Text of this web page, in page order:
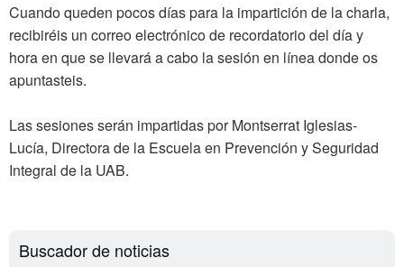
Cuando queden pocos días para la impartición de la charla,
recibiréis un correo electrónico de recordatorio del día y
hora en que se llevará a cabo la sesión en línea donde os
apuntasteis.
Las sesiones serán impartidas por Montserrat Iglesias-
Lucía, Directora de la Escuela en Prevención y Seguridad
Integral de la UAB.
Buscador de noticias